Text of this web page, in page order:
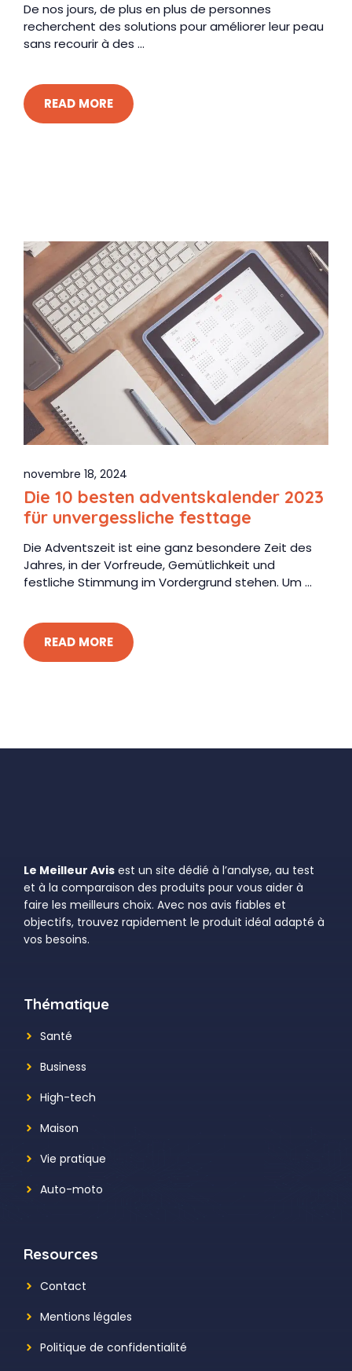
De nos jours, de plus en plus de personnes
recherchent des solutions pour améliorer leur peau
sans recourir à des ...
READ MORE
novembre 18, 2024
Die 10 besten adventskalender 2023
für unvergessliche festtage
Die Adventszeit ist eine ganz besondere Zeit des
Jahres, in der Vorfreude, Gemütlichkeit und
festliche Stimmung im Vordergrund stehen. Um ...
READ MORE
Le Meilleur Avis est un site dédié à l’analyse, au test
et à la comparaison des produits pour vous aider à
faire les meilleurs choix. Avec nos avis fiables et
objectifs, trouvez rapidement le produit idéal adapté à
vos besoins.
Thématique
Santé
Business
High-tech
Maison
Vie pratique
Auto-moto
Resources
Contact
Mentions légales
Politique de confidentialité